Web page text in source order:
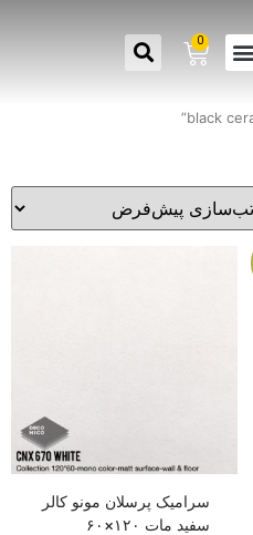
0
سرامیک پرسلان مونو کالر
سفید مات ۱۲۰×۶۰